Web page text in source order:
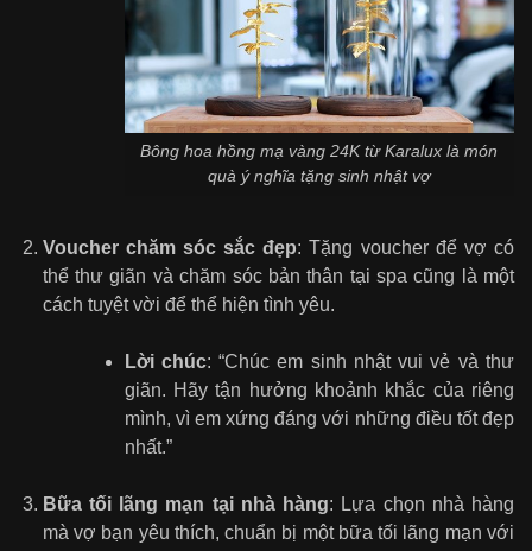
Bông hoa hồng mạ vàng 24K từ Karalux là món
quà ý nghĩa tặng sinh nhật vợ
Voucher chăm sóc sắc đẹp: Tặng voucher để vợ có
thể thư giãn và chăm sóc bản thân tại spa cũng là một
cách tuyệt vời để thể hiện tình yêu.
Lời chúc: “Chúc em sinh nhật vui vẻ và thư
giãn. Hãy tận hưởng khoảnh khắc của riêng
mình, vì em xứng đáng với những điều tốt đẹp
nhất.”
Bữa tối lãng mạn tại nhà hàng: Lựa chọn nhà hàng
mà vợ bạn yêu thích, chuẩn bị một bữa tối lãng mạn với